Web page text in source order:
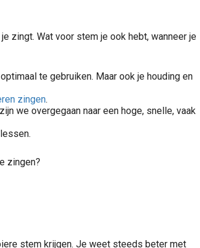
zingt. Wat voor stem je ook hebt, wanneer je
te gebruiken. Maar ook je houding en
zingen.
we overgegaan naar een hoge, snelle, vaak
zingen?
stem krijgen. Je weet steeds beter met